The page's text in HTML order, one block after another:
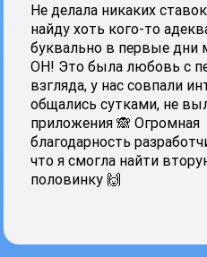
Не делала никаких
найду хоть кого-то
буквально в первые дни
ОН! Это была любовь с
взгляда, у нас совпали
общались сутками, не
приложения 🙈 Огромная
благодарность
что я смогла найти
половинку 🙌